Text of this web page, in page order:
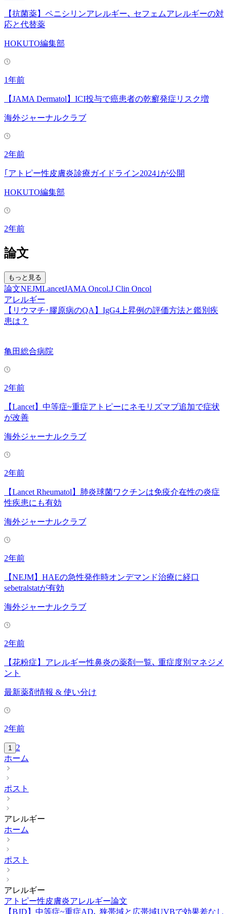
【抗菌薬】ペニシリンアレルギー､ セフェムアレルギーの対
応と代替薬
HOKUTO編集部
1年前
【JAMA Dermatol】ICI投与で癌患者の乾癬発症リスク増
海外ジャーナルクラブ
2年前
｢アトピー性皮膚炎診療ガイドライン2024｣が公開
HOKUTO編集部
2年前
論文
もっと見る
論文NEJMLancetJAMA Oncol.J Clin Oncol
アレルギー
【リウマチ･膠原病のQA】IgG4上昇例の評価方法と鑑別疾
患は？
亀田総合病院
2年前
【Lancet】中等症~重症アトピーにネモリズマブ追加で症状
が改善
海外ジャーナルクラブ
2年前
【Lancet Rheumatol】肺炎球菌ワクチンは免疫介在性の炎症
性疾患にも有効
海外ジャーナルクラブ
2年前
【NEJM】HAEの急性発作時オンデマンド治療に経口
sebetralstatが有効
海外ジャーナルクラブ
2年前
【花粉症】アレルギー性鼻炎の薬剤一覧､ 重症度別マネジメ
ント
最新薬剤情報 & 使い分け
2年前
1 2
ホーム
ポスト
アレルギー
ホーム
ポスト
アレルギー
アトピー性皮膚炎アレルギー論文
【BJD】中等症~重症AD､ 狭帯域と広帯域UVBで効果差なし